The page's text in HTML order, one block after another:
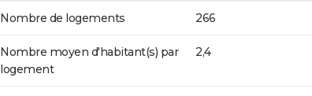
Nombre de logements 266
Nombre moyen d'habitant(s) par
logement
2,4